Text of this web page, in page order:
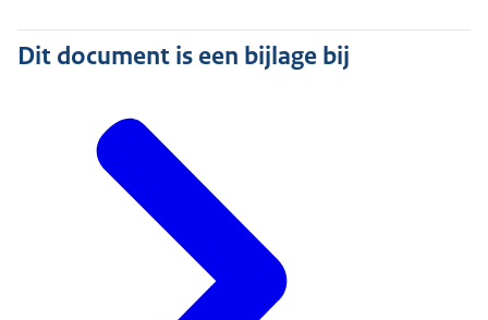
Dit document is een bijlage bij